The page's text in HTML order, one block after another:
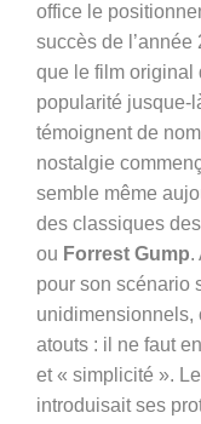
office le positionne
succès de
que le film original
popularité jusque-
témoignent de
nostalgie
semble même
des classiques
ou Forrest Gump.
pour son scénario
unidimensionnels,
atouts : il ne faut
et « simplicité ».
introduisait ses